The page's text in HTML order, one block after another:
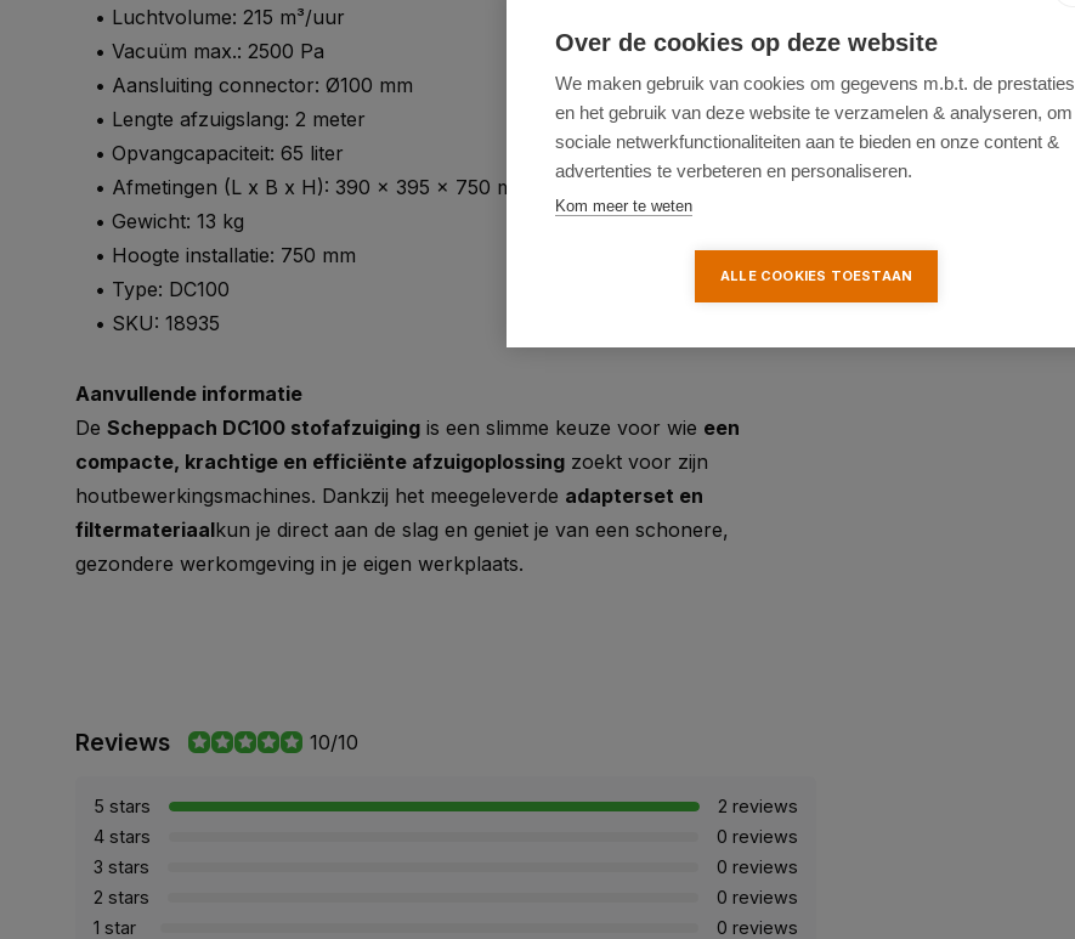
• Luchtvolume: 215 m³/uur
• Vacuüm max.: 2500 Pa
• Aansluiting connector: Ø100 mm
• Lengte afzuigslang: 2 meter
• Opvangcapaciteit: 65 liter
• Afmetingen (L x B x H): 390 x 395 x 750 mm
• Gewicht: 13 kg
• Hoogte installatie: 750 mm
• Type: DC100
• SKU: 18935
Aanvullende informatie
De Scheppach DC100 stofafzuiging is een slimme keuze voor wie een
compacte, krachtige en efficiënte afzuigoplossing zoekt voor zijn
houtbewerkingsmachines. Dankzij het meegeleverde adapterset en
filtermateriaalkun je direct aan de slag en geniet je van een schonere,
gezondere werkomgeving in je eigen werkplaats.
Reviews 10/10
5 stars
2 reviews
4 stars
0 reviews
3 stars
0 reviews
2 stars
0 reviews
1 star
0 reviews
Over de cookies op deze website
We maken gebruik van cookies om gegevens m.b.t. de prestaties
en het gebruik van deze website te verzamelen & analyseren, om
sociale netwerkfunctionaliteiten aan te bieden en onze content &
advertenties te verbeteren en personaliseren.
Kom meer te weten
ALLE COOKIES TOESTAAN